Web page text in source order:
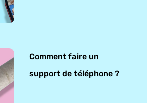
Comment faire un
support de téléphone ?